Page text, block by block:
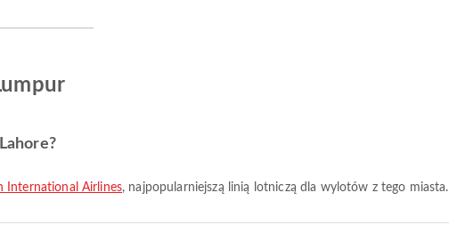
International Airlines, najpopularniejszą linią lotniczą dla wylotów z tego miasta.